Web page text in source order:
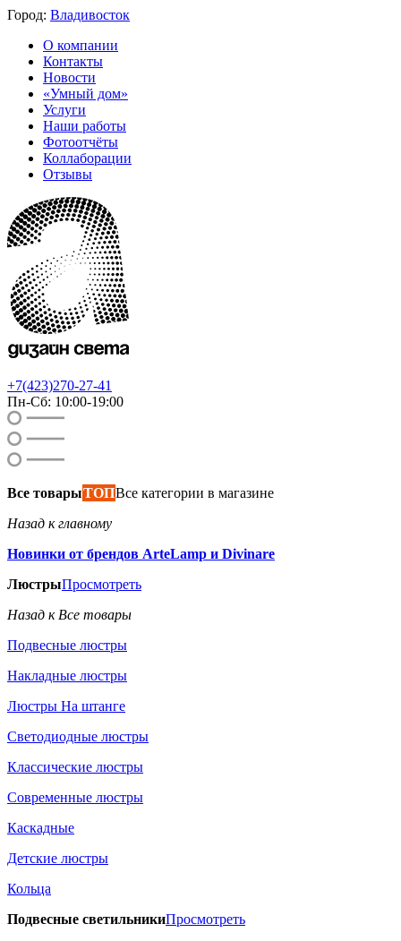
Город: Владивосток
О компании
Контакты
Новости
«Умный дом»
Услуги
Наши работы
Фотоотчёты
Коллаборации
Отзывы
+7(423)270-27-41
Пн-Сб: 10:00-19:00
Все товарыТОПВсе категории в магазине
Назад к главному
Новинки от брендов ArteLamp и Divinare
ЛюстрыПросмотреть
Назад к Все товары
Подвесные люстры
Накладные люстры
Люстры На штанге
Светодиодные люстры
Классические люстры
Современные люстры
Каскадные
Детские люстры
Кольца
Подвесные светильникиПросмотреть